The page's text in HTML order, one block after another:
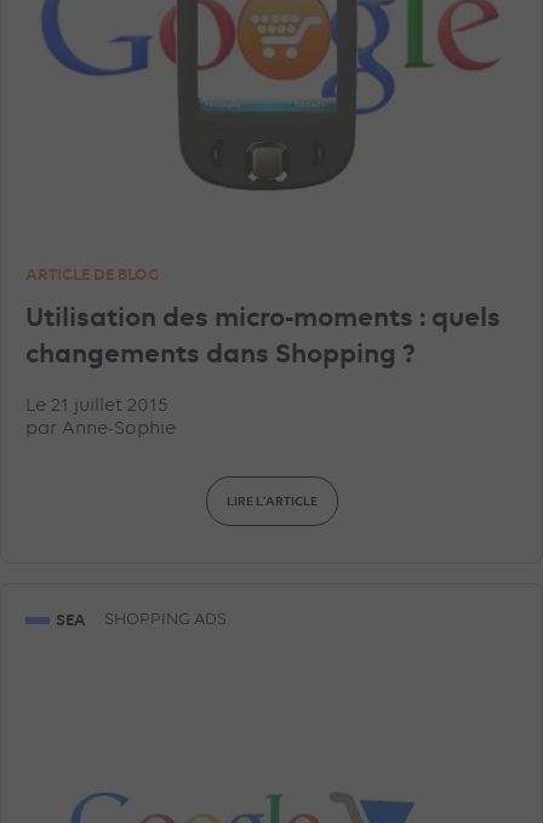
ARTICLE DE BLOG
Utilisation des micro-moments : quels
changements dans Shopping ?
Le 21 juillet 2015
par Anne-Sophie
LIRE L'ARTICLE
SEA SHOPPING ADS